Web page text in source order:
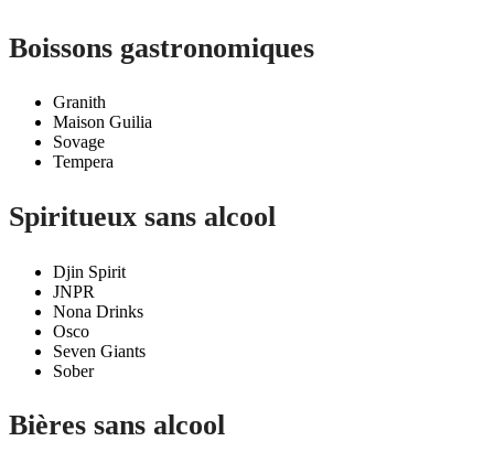
Boissons gastronomiques
Granith
Maison Guilia
Sovage
Tempera
Spiritueux sans alcool
Djin Spirit
JNPR
Nona Drinks
Osco
Seven Giants
Sober
Bières sans alcool